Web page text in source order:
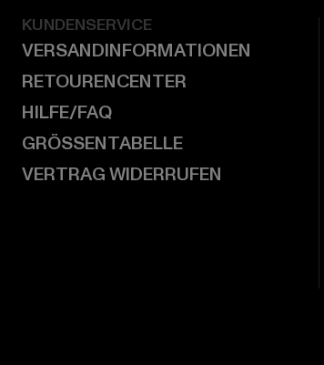
KUNDENSERVICE
VERSANDINFORMATIONEN
RETOURENCENTER
HILFE/FAQ
GRÖSSENTABELLE
VERTRAG WIDERRUFEN